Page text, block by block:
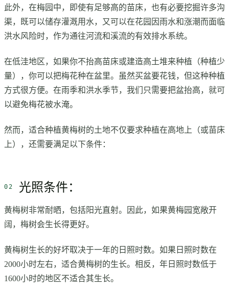
此外，在梅园中，即使有足够高的苗床，也有必要挖掘许多沟
渠，既可以储存灌溉用水，又可以在花园因雨水和涨潮而面临
洪水风险时，作为通往河流和溪流的有效排水系统。
在低洼地区，如果你不抬高苗床或建造高土堆来种植（种植少
量），你可以把梅花种在盆里。虽然买盆要花钱，但这种种植
方式很方便。在雨季和洪水季节，我们只需要把盆抬高，就可
以避免梅花被水淹。
然而，适合种植黄梅树的土地不仅要求种植在高地上（或苗床
上），还需要满足以下条件：
光照条件：
黄梅树非常耐晒，包括阳光直射。因此，如果黄梅园宽敞开
阔，梅树会生长得更好。
黄梅树生长的好坏取决于一年的日照时数。如果日照时数在
2000小时左右，适合黄梅树的生长。相反，年日照时数低于
1600小时的地区不适合其生长。